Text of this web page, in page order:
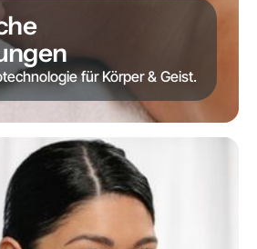
für Körper & Geist.